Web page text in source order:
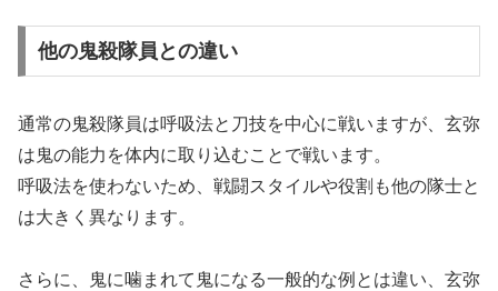
他の鬼殺隊員との違い
通常の鬼殺隊員は呼吸法と刀技を中心に戦いますが、玄弥
は鬼の能力を体内に取り込むことで戦います。
呼吸法を使わないため、戦闘スタイルや役割も他の隊士と
は大きく異なります。
さらに、鬼に噛まれて鬼になる一般的な例とは違い、玄弥